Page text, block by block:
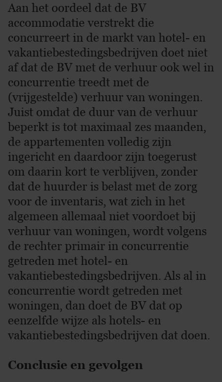
Aan het oordeel dat de BV
accommodatie verstrekt die
concurreert in de markt van hotel- en
vakantiebestedingsbedrijven doet niet
af dat de BV met de verhuur ook wel in
concurrentie treedt met de
(vrijgestelde) verhuur van woningen.
Juist omdat de duur van de verhuur
beperkt is tot maximaal zes maanden,
de appartementen volledig zijn
ingericht en daardoor zijn toegerust
om daarin kort te verblijven, zonder
dat de huurder is belast met de zorg
voor de inventaris, wat zich in het
algemeen allemaal niet voordoet bij
verhuur van woningen, wordt volgens
de rechter primair in concurrentie
getreden met hotel- en
vakantiebestedingsbedrijven. Als al in
concurrentie wordt getreden met
woningen, dan doet de BV dat op
eenzelfde wijze als hotels- en
vakantiebestedingsbedrijven dat doen.
Conclusie en gevolgen